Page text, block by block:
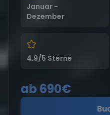
Januar -
Dezember
4.9/5 Sterne
ab 690€